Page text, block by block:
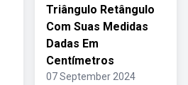
Triângulo Retângulo
Com Suas Medidas
Dadas Em
Centímetros
07 September 2024